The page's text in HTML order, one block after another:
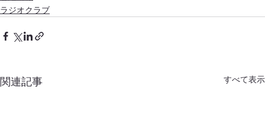
ラジオクラブ
関連記事 すべて表示